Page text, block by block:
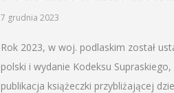
7 grudnia 2023
Rok 2023, w woj. podlaskim został
polski i wydanie Kodeksu
publikacja książeczki przybliżającej